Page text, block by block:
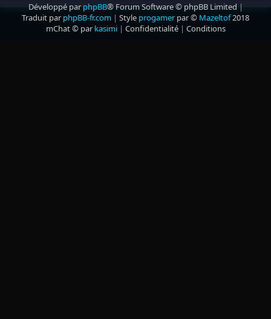
Développé parphpBB® Forum Software © phpBB Limited |
Traduit par phpBB-fr.com | Style progamerpar © Mazeltof2018
mChat © par kasimi| Confidentialité| Conditions